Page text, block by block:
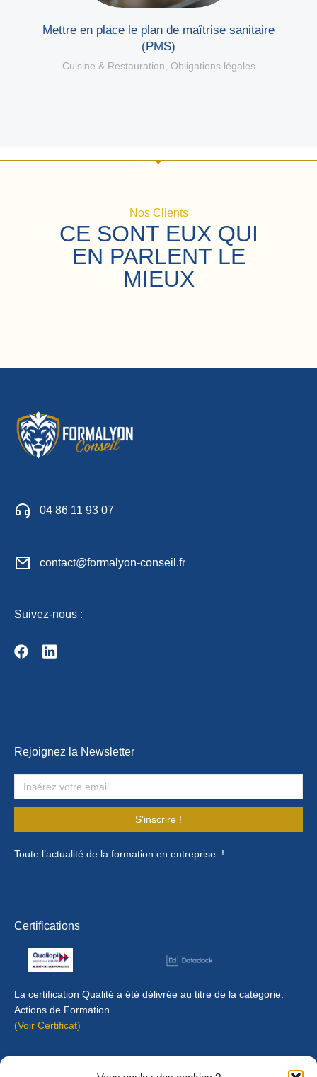
Mettre en place le plan de maîtrise sanitaire
(PMS)
Cuisine & Restauration Obligations légales
Nos Clients
CE SONT EUX QUI
EN PARLENT LE
MIEUX
04 86 11 93 07
contact@formalyon-conseil.fr
Suivez-nous :
Rejoignez la Newsletter
S'inscrire !
Toute l’actualité de la formation en entreprise !
Certifications
La certification Qualité a été délivrée au titre de la catégorie:
Actions de Formation
(Voir Certificat)